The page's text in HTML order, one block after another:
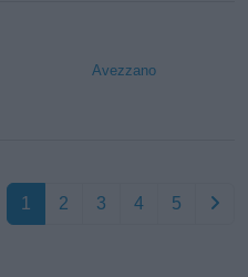
Avezzano
1 2 3 4 5